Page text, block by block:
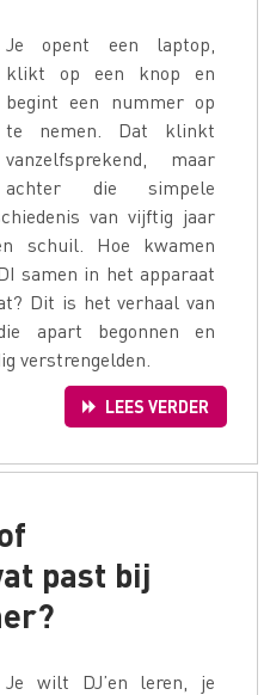
Je opent een laptop,
klikt op een knop en
begint een nummer op
te nemen. Dat klinkt
vanzelfsprekend, maar
achter die simpele
van vijftig jaar
schuil. Hoe kwamen
samen in het apparaat
Dit is het verhaal van
apart begonnen en
verstrengelden.
LEES VERDER
past bij
Je wilt DJ’en leren, je